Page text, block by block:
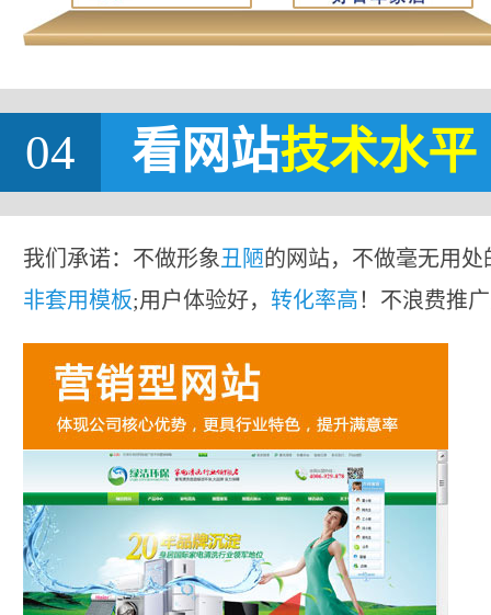
04 看网站技术水平
我们承诺：不做形象丑陋的网站，不做毫无用处
非套用模板;用户体验好， 转化率高！不浪费推